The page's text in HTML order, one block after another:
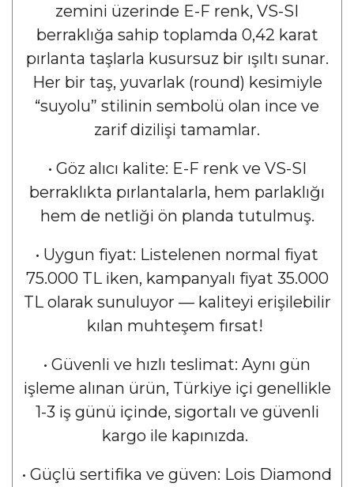
zemini üzerinde E-F renk, VS-SI
berraklığa sahip toplamda 0,42 karat
pırlanta taşlarla kusursuz bir ışıltı sunar.
Her bir taş, yuvarlak (round) kesimiyle
“suyolu” stilinin sembolü olan ince ve
zarif dizilişi tamamlar.
• Göz alıcı kalite: E-F renk ve VS-SI
berraklıkta pırlantalarla, hem parlaklığı
hem de netliği ön planda tutulmuş.
• Uygun fiyat: Listelenen normal fiyat
75.000 TL iken, kampanyalı fiyat 35.000
TL olarak sunuluyor — kaliteyi erişilebilir
kılan muhteşem fırsat!
• Güvenli ve hızlı teslimat: Aynı gün
işleme alınan ürün, Türkiye içi genellikle
1-3 iş günü içinde, sigortalı ve güvenli
kargo ile kapınızda.
• Güçlü sertifika ve güven: Lois Diamond